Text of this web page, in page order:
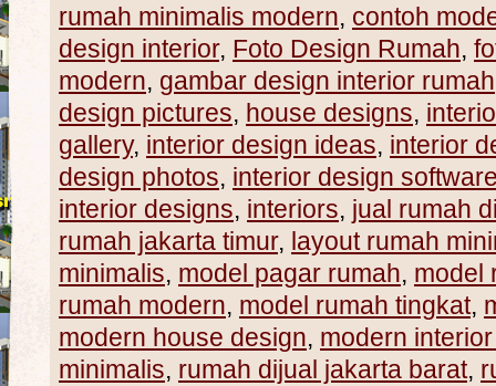
rumah minimalis modern, contoh
design interior, Foto Design Rumah,
modern, gambar design interior rumah
design pictures, house designs,
gallery, interior design ideas, interior
design photos, interior design
interior designs, interiors, jual rumah
rumah jakarta timur, layout rumah
minimalis, model pagar rumah, model
rumah modern, model rumah tingkat,
modern house design, modern
minimalis, rumah dijual jakarta barat,